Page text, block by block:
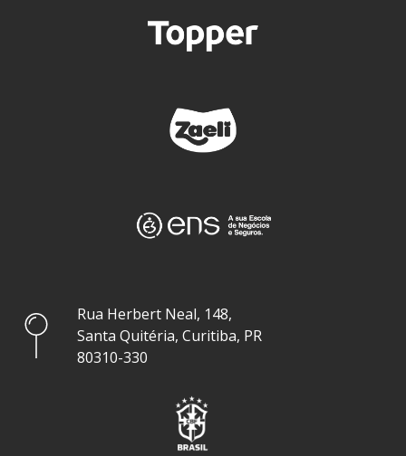
Rua Herbert Neal, 148,
Santa Quitéria, Curitiba, PR
80310-330